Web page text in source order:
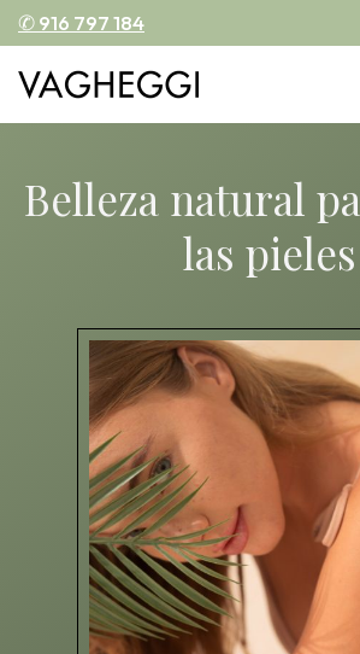
✆ 916 797 184
Belleza natural
las pieles